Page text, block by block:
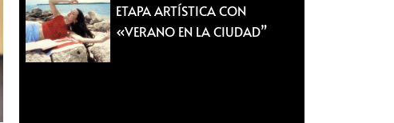
ETAPA ARTÍSTICA CON
«VERANO EN LA CIUDAD”